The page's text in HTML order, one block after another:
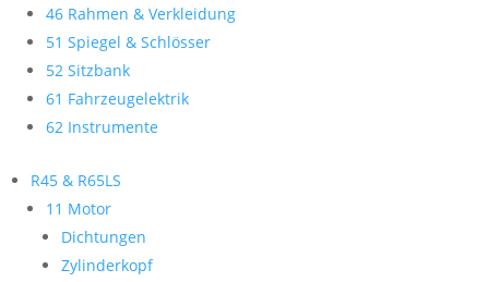
46 Rahmen & Verkleidung
51 Spiegel & Schlösser
52 Sitzbank
61 Fahrzeugelektrik
62 Instrumente
R45 & R65LS
11 Motor
Dichtungen
Zylinderkopf